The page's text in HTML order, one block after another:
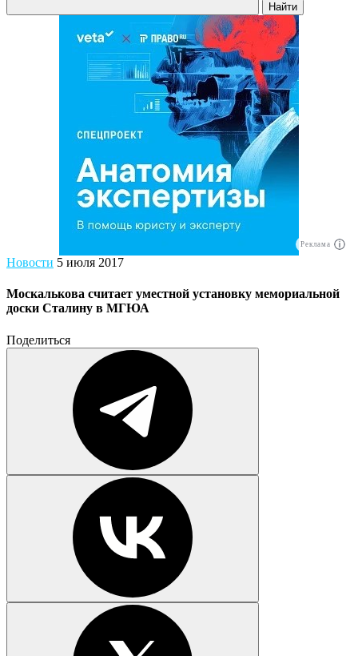
Найти
Реклама
Новости 5 июля 2017
Москалькова считает уместной установку мемориальной
доски Сталину в МГЮА
Поделиться